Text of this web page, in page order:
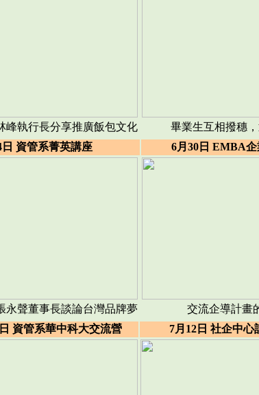
峰執行長分享推廣飯包文化 畢業生互相撥穗
日 資管系菁英講座
6月30日 EMBA
永聲董事長談論台灣品牌夢 交流企導計畫
資管系華中科大交流營
7月12日 社企中心